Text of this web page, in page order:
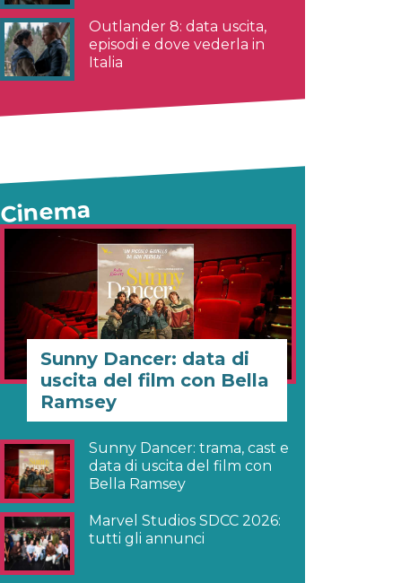
Outlander 8: data uscita,
episodi e dove vederla in
Italia
Cinema
Sunny Dancer: data di
uscita del film con Bella
Ramsey
Sunny Dancer: trama, cast e
data di uscita del film con
Bella Ramsey
Marvel Studios SDCC 2026:
tutti gli annunci